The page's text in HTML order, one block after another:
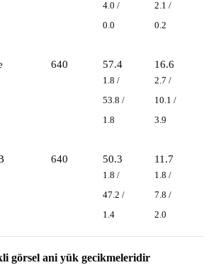
4.0 /
0.0
2.1 /
0.2
640 57.4
1.8 /
53.8 /
1.8
16.6
2.7 /
10.1 /
3.9
640 50.3
1.8 /
47.2 /
1.4
11.7
1.8 /
7.8 /
2.0
görsel ani yük gecikmeleridir